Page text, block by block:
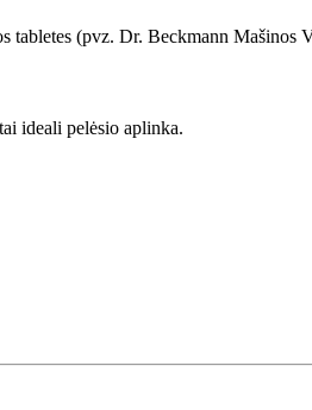
tabletes (pvz. Dr. Beckmann Mašinos
ideali pelėsio aplinka.